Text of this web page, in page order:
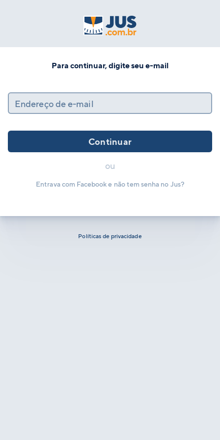
Para continuar, digite seu e-mail
Endereço de e-mail
Continuar
ou
Entrava com Facebook e não tem senha no Jus?
Políticas de privacidade